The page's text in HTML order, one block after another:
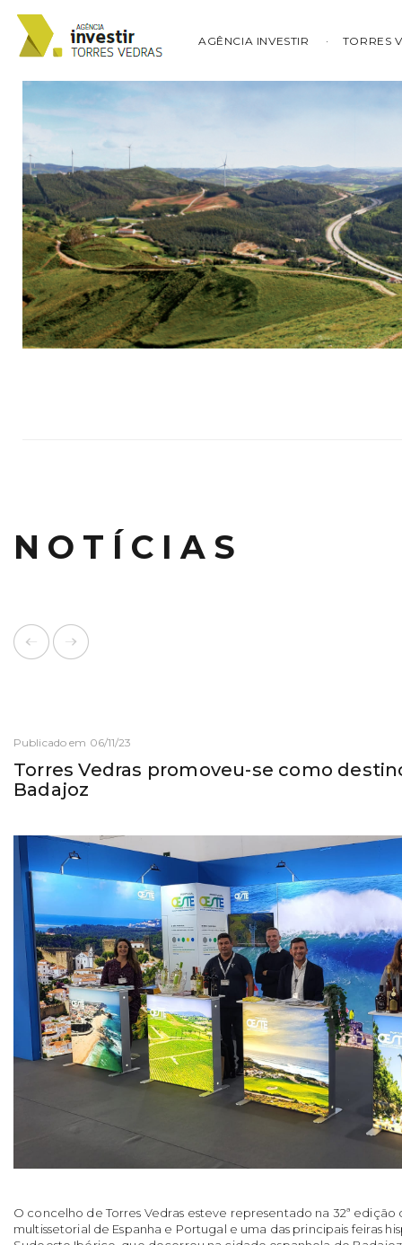
AGÊNCIA INVESTIR TORRES
NOTÍCIAS
Publicado em 06/11/23
Torres Vedras promoveu-se como
Badajoz
O concelho de Torres Vedras esteve representado na 32ª edição
multissetorial de Espanha e Portugal e uma das principais feiras